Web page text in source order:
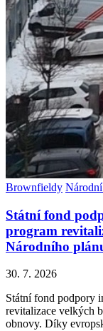
Brownfieldy
Státní fond
program
Národního
30. 7. 2026
Státní fond podpory
revitalizace velkých
obnovy. Díky